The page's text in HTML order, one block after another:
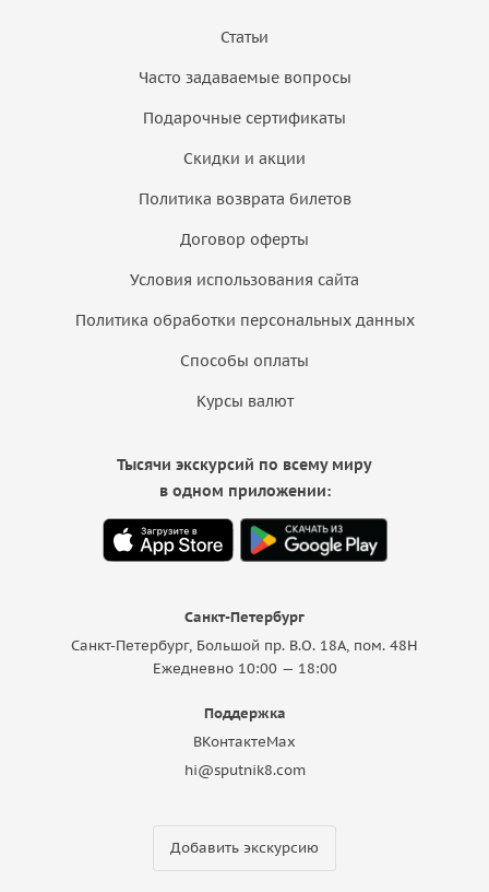
Статьи
Часто задаваемые вопросы
Подарочные сертификаты
Скидки и акции
Политика возврата билетов
Договор оферты
Условия использования сайта
Политика обработки персональных данных
Способы оплаты
Курсы валют
Санкт-Петербург
Санкт-Петербург, Большой пр. В.О. 18A, пом. 48Н
Ежедневно 10:00 — 18:00
Поддержка
ВКонтактеMax
hi@sputnik8.com
Добавить экскурсию
Тысячи экскурсий по всему миру
в одном приложении: